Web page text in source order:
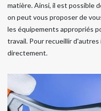
matière. Ainsi, il est possible
on peut vous proposer de
les équipements appropriés
travail. Pour recueillir
directement.